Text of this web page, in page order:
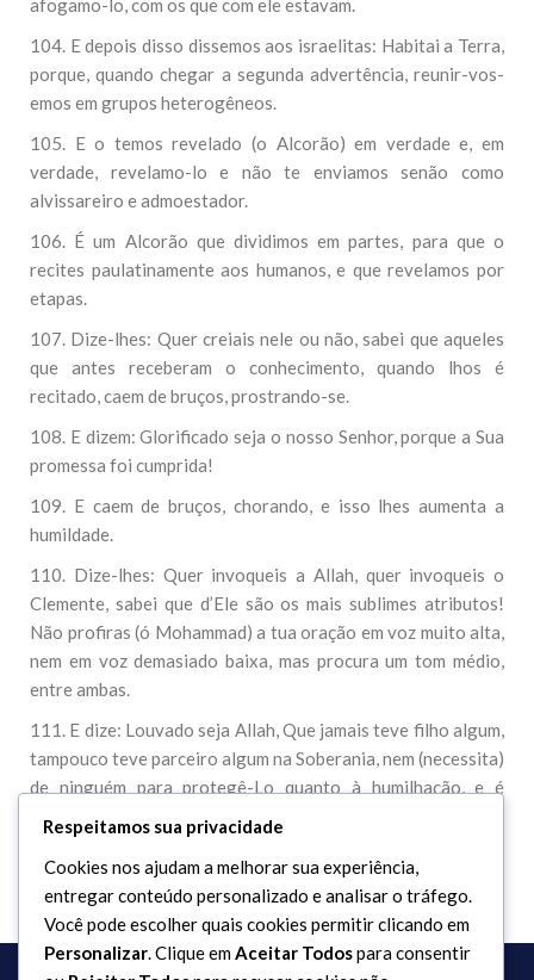
afogamo-lo, com os que com ele estavam.
104. E depois disso dissemos aos israelitas: Habitai a Terra,
porque, quando chegar a segunda advertência, reunir-vos-
emos em grupos heterogêneos.
105. E o temos revelado (o Alcorão) em verdade e, em
verdade, revelamo-lo e não te enviamos senão como
alvissareiro e admoestador.
106. É um Alcorão que dividimos em partes, para que o
recites paulatinamente aos humanos, e que revelamos por
etapas.
107. Dize-lhes: Quer creiais nele ou não, sabei que aqueles
que antes receberam o conhecimento, quando lhos é
recitado, caem de bruços, prostrando-se.
108. E dizem: Glorificado seja o nosso Senhor, porque a Sua
promessa foi cumprida!
109. E caem de bruços, chorando, e isso lhes aumenta a
humildade.
110. Dize-lhes: Quer invoqueis a Allah, quer invoqueis o
Clemente, sabei que d’Ele são os mais sublimes atributos!
Não profiras (ó Mohammad) a tua oração em voz muito alta,
nem em voz demasiado baixa, mas procura um tom médio,
entre ambas.
111. E dize: Louvado seja Allah, Que jamais teve filho algum,
tampouco teve parceiro algum na Soberania, nem (necessita)
de ninguém para protegê-Lo quanto à humilhação, e é
exaltado com toda a magnificência.
Respeitamos sua privacidade
Cookies nos ajudam a melhorar sua experiência,
entregar conteúdo personalizado e analisar o tráfego.
Você pode escolher quais cookies permitir clicando em
Personalizar. Clique emAceitar Todospara consentir